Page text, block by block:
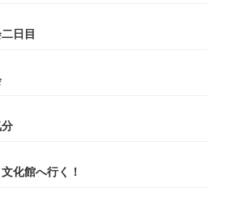
日目
化館へ行く！